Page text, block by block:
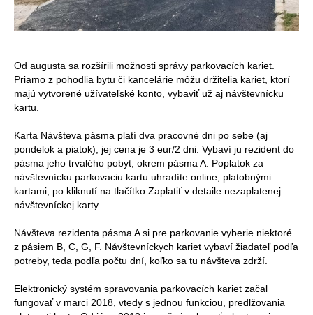
Od augusta sa rozšírili možnosti správy parkovacích kariet.
Priamo z pohodlia bytu či kancelárie môžu držitelia kariet, ktorí
majú vytvorené užívateľské konto, vybaviť už aj návštevnícku
kartu.
Karta Návšteva pásma platí dva pracovné dni po sebe (aj
pondelok a piatok), jej cena je 3 eur/2 dni. Vybaví ju rezident do
pásma jeho trvalého pobyt, okrem pásma A. Poplatok za
návštevnícku parkovaciu kartu uhradíte online, platobnými
kartami, po kliknutí na tlačítko Zaplatiť v detaile nezaplatenej
návštevníckej karty.
Návšteva rezidenta pásma A si pre parkovanie vyberie niektoré
z pásiem B, C, G, F. Návštevníckych kariet vybaví žiadateľ podľa
potreby, teda podľa počtu dní, koľko sa tu návšteva zdrží.
Elektronický systém spravovania parkovacích kariet začal
fungovať v marci 2018, vtedy s jednou funkciou, predlžovania